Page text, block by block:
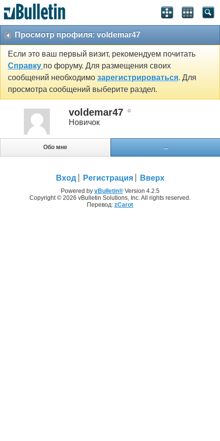
Просмотр профиля: voldemar47
Если это ваш первый визит, рекомендуем почитать
Справку по форуму. Для размещения своих
сообщений необходимо зарегистрироваться. Для
просмотра сообщений выберите раздел.
voldemar47
Новичок
Обо мне ...
Вход Регистрация Вверх
Powered by vBulletin®Version 4.2.5
Copyright © 2026 vBulletin Solutions, Inc. All rights reserved.
Перевод: zCarot